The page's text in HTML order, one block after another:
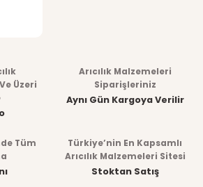
Üzeri
Arıcılık Malzemeleri
Siparişleriniz
Aynı Gün Kargoya Verilir
Tüm
Türkiye’nin En Kapsamlı
Arıcılık Malzemeleri Sitesi
Stoktan Satış